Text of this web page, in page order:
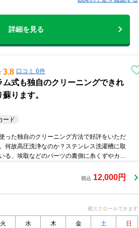
詳細を見る
3.8 口コミ 6件
ム式も独自のクリーニングできれ
ります。
ード
った独自のクリーニング方法で好評をいただ
何故高圧洗浄なのか？ステンレス洗濯槽に取
る、埃取などのパーツの裏側に糸くずやカビ
そこで高圧洗浄により隙間のカビや糸くずを
えることで新品の様に見違えり、汚れが洗濯
濯物が乾くのに時間がかかる、嫌な匂いがす
が噓のように解消されます。
税込 12,000円
横スクロールできます
火 水 木 金 土 日